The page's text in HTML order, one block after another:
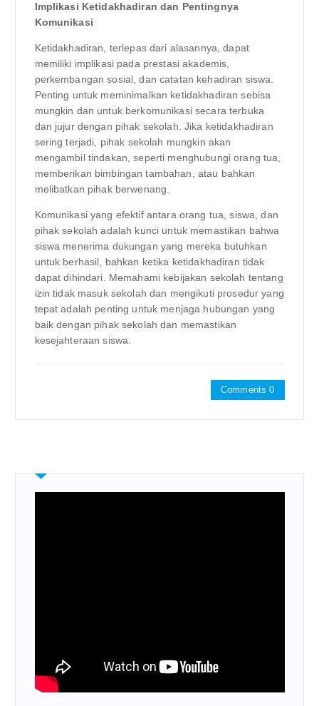
Implikasi Ketidakhadiran dan Pentingnya
Komunikasi
Ketidakhadiran, terlepas dari alasannya, dapat
memiliki implikasi pada prestasi akademis,
perkembangan sosial, dan catatan kehadiran siswa.
Penting untuk meminimalkan ketidakhadiran sebisa
mungkin dan untuk berkomunikasi secara terbuka
dan jujur dengan pihak sekolah. Jika ketidakhadiran
sering terjadi, pihak sekolah mungkin akan
mengambil tindakan, seperti menghubungi orang tua,
memberikan bimbingan tambahan, atau bahkan
melibatkan pihak berwenang.
Komunikasi yang efektif antara orang tua, siswa, dan
pihak sekolah adalah kunci untuk memastikan bahwa
siswa menerima dukungan yang mereka butuhkan
untuk berhasil, bahkan ketika ketidakhadiran tidak
dapat dihindari. Memahami kebijakan sekolah tentang
izin tidak masuk sekolah dan mengikuti prosedur yang
tepat adalah penting untuk menjaga hubungan yang
baik dengan pihak sekolah dan memastikan
kesejahteraan siswa.
Comments 0